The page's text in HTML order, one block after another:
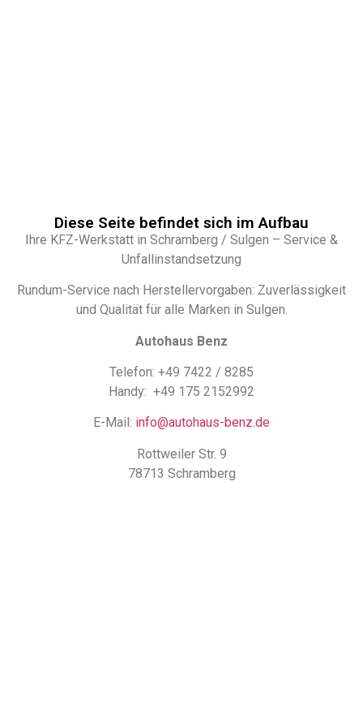
Diese Seite befindet sich im Aufbau
Ihre KFZ-Werkstatt in Schramberg / Sulgen – Service &
Unfallinstandsetzung
Rundum-Service nach Herstellervorgaben: Zuverlässigkeit
und Qualität für alle Marken in Sulgen.
Autohaus Benz
Telefon: +49 7422 / 8285
Handy: +49 175 2152992
E-Mail: info@autohaus-benz.de
Rottweiler Str. 9
78713 Schramberg